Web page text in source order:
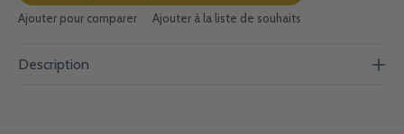
Ajouter pour comparer Ajouter à la liste de souhaits
Description